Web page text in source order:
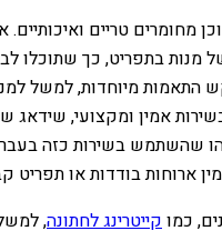
מחומרים טריים
מנות בתפריט, כך שתוכלו
התאמות מיוחדות, למשל
אמין ומקצועי, שידאג
שהשתמש בשירות כזה
ארוחות בודדות או תפריט
כמוקייטרינג לחתונה,